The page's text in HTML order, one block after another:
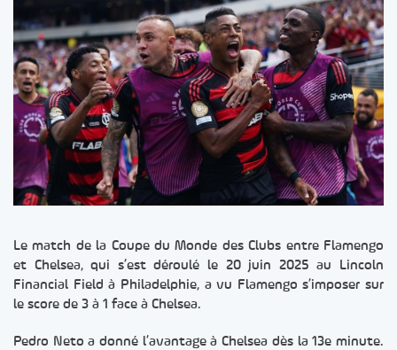
Le match de la Coupe du Monde des Clubs entre Flamengo
et Chelsea, qui s’est déroulé le 20 juin 2025 au Lincoln
Financial Field à Philadelphie, a vu Flamengo s’imposer sur
le score de 3 à 1 face à Chelsea.
Pedro Neto a donné l’avantage à Chelsea dès la 13e minute.